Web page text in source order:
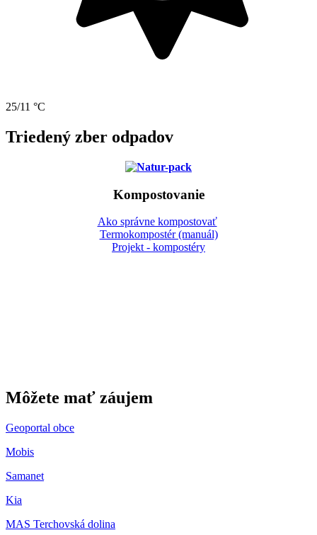
25/11 °C
Triedený zber odpadov
Kompostovanie
Ako správne kompostovať
Termokompostér (manuál)
Projekt - kompostéry
Môžete mať záujem
Geoportal obce
Mobis
Samanet
Kia
MAS Terchovská dolina